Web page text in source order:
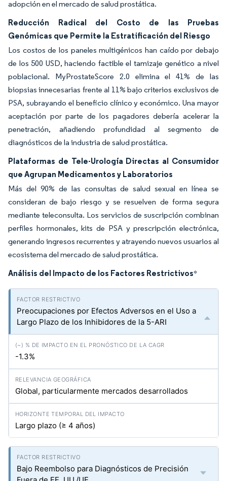
adopción en el mercado de salud prostática.
Reducción Radical del Costo de las Pruebas
Genómicas que Permite la Estratificación del Riesgo
Los costos de los paneles multigénicos han caído por debajo
de los 500 USD, haciendo factible el tamizaje genético a nivel
poblacional. MyProstateScore 2.0 elimina el 41% de las
biopsias innecesarias frente al 11% bajo criterios exclusivos de
PSA, subrayando el beneficio clínico y económico. Una mayor
aceptación por parte de los pagadores debería acelerar la
penetración, añadiendo profundidad al segmento de
diagnósticos de la industria de salud prostática.
Plataformas de Tele-Urología Directas al Consumidor
que Agrupan Medicamentos y Laboratorios
Más del 90% de las consultas de salud sexual en línea se
consideran de bajo riesgo y se resuelven de forma segura
mediante teleconsulta. Los servicios de suscripción combinan
perfiles hormonales, kits de PSA y prescripción electrónica,
generando ingresos recurrentes y atrayendo nuevos usuarios al
ecosistema del mercado de salud prostática.
Análisis del Impacto de los Factores Restrictivos*
Preocupaciones por Efectos Adversos en el Uso a
Largo Plazo de los Inhibidores de la 5-ARI
-1.3%
Global, particularmente mercados desarrollados
Largo plazo (≥ 4 años)
Bajo Reembolso para Diagnósticos de Precisión